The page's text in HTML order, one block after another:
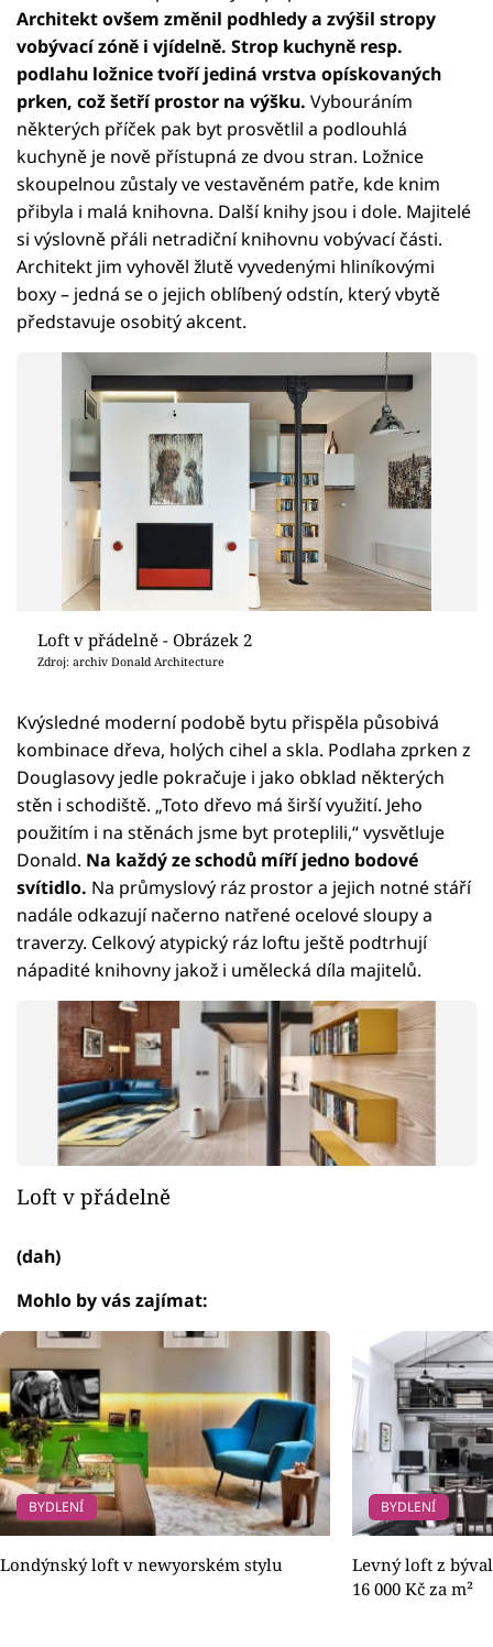
Architekt ovšem změnil podhledy a zvýšil stropy
vobývací zóně i vjídelně. Strop kuchyně resp.
podlahu ložnice tvoří jediná vrstva opískovaných
prken, což šetří prostor na výšku. Vybouráním
některých příček pak byt prosvětlil a podlouhlá
kuchyně je nově přístupná ze dvou stran. Ložnice
skoupelnou zůstaly ve vestavěném patře, kde knim
přibyla i malá knihovna. Další knihy jsou i dole. Majitelé
si výslovně přáli netradiční knihovnu vobývací části.
Architekt jim vyhověl žlutě vyvedenými hliníkovými
boxy – jedná se o jejich oblíbený odstín, který vbytě
představuje osobitý akcent.
Loft v přádelně - Obrázek 2
Zdroj: archiv Donald Architecture
Kvýsledné moderní podobě bytu přispěla působivá
kombinace dřeva, holých cihel a skla. Podlaha zprken z
Douglasovy jedle pokračuje i jako obklad některých
stěn i schodiště. „Toto dřevo má širší využití. Jeho
použitím i na stěnách jsme byt proteplili,“ vysvětluje
Donald. Na každý ze schodů míří jedno bodové
svítidlo. Na průmyslový ráz prostor a jejich notné stáří
nadále odkazují načerno natřené ocelové sloupy a
traverzy. Celkový atypický ráz loftu ještě podtrhují
nápadité knihovny jakož i umělecká díla majitelů.
Loft v přádelně
(dah)
Mohlo by vás zajímat:
BYDLENÍ
Londýnský loft v newyorském stylu
BYDLENÍ
Levný loft z
16 000 Kč za m²